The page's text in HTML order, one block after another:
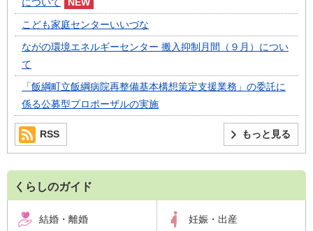
こども家庭センターいいづな
ながの環境エネルギーセンター 搬入抑制月間（９月）につい
て
「飯綱町立飯綱病院再整備基本構想策定支援業務」の委託に
係る公募型プロポーザルの実施
もっと見る
RSS
くらしのガイド
結婚・離婚 妊娠・出産